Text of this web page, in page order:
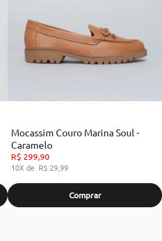
Mocassim Couro Marina Soul -
Caramelo
R$ 299,90
10
R$ 29,99
Comprar